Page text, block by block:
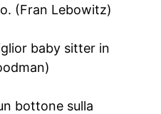
(Fran Lebowitz)
baby sitter in
bottone sulla